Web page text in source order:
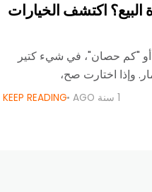
اكتشف الخيارات
"كم حصان"، في شيء كتير
وإذا اختارت صح،
1 سنة AGO KEEP READING